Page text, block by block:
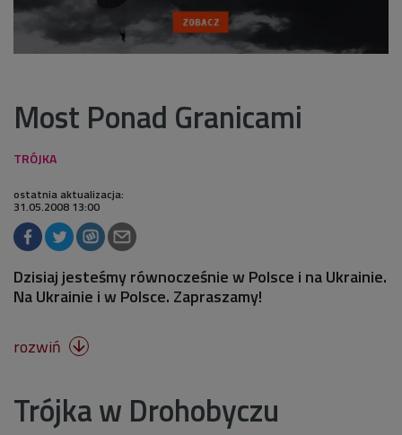
Most Ponad Granicami
ostatnia aktualizacja:
31.05.2008 13:00
Dzisiaj jesteśmy równocześnie w Polsce i na Ukrainie.
Na Ukrainie i w Polsce. Zapraszamy!
rozwiń 
Trójka w Drohobyczu